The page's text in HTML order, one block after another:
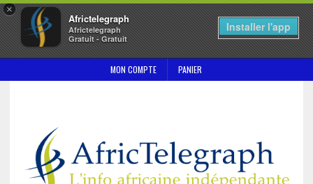
×
Africtelegraph
Africtelegraph
Gratuit - Gratuit
Installer l'app
MON COMPTE PANIER